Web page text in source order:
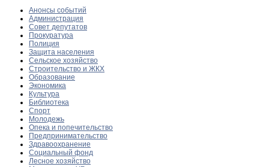
Анонсы событий
Администрация
Совет депутатов
Прокуратура
Полиция
Защита населения
Сельское хозяйство
Строительство и ЖКХ
Образование
Экономика
Культура
Библиотека
Спорт
Молодежь
Опека и попечительство
Предпринимательство
Здравоохранение
Социальный фонд
Лесное хозяйство